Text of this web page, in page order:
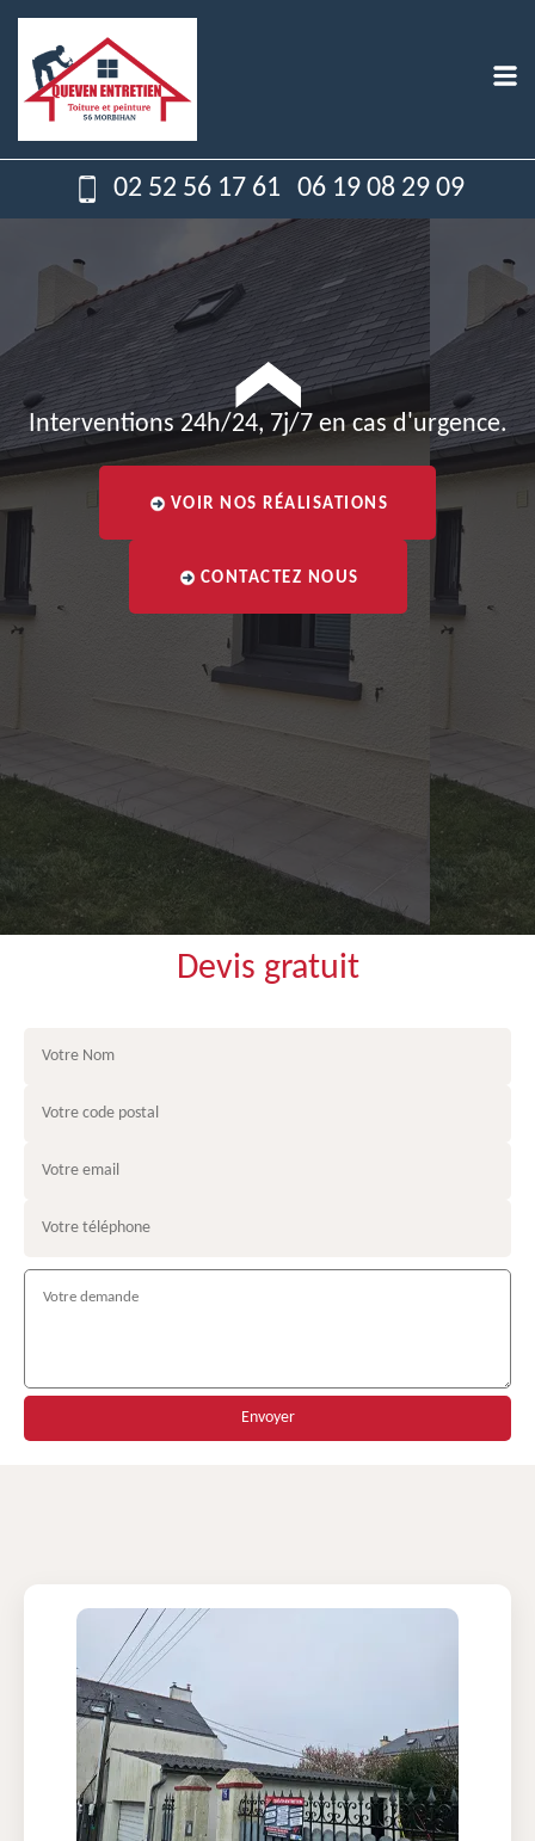
02 52 56 17 61 06 19 08 29 09
Interventions 24h/24, 7j/7 en cas d'urgence.
VOIR NOS RÉALISATIONS
CONTACTEZ NOUS
Devis gratuit